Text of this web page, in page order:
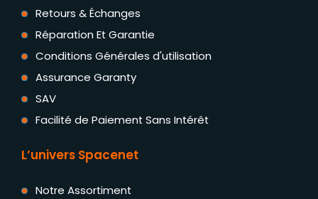
Retours & Échanges
Réparation Et Garantie
Conditions Générales d'utilisation
Assurance Garanty
SAV
Facilité de Paiement Sans Intérêt
L’univers Spacenet
Notre Assortiment